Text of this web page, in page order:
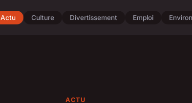
Actu Culture Divertissement Emploi
ACTU